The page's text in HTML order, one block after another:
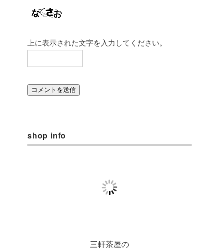
上に表示された文字を入力してください。
shop info
三軒茶屋の